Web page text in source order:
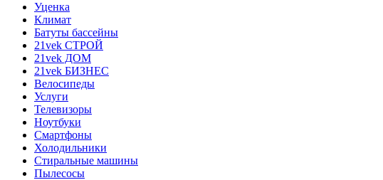
Уценка
Климат
Батуты бассейны
21vek СТРОЙ
21vek ДОМ
21vek БИЗНЕС
Велосипеды
Услуги
Телевизоры
Ноутбуки
Смартфоны
Холодильники
Стиральные машины
Пылесосы